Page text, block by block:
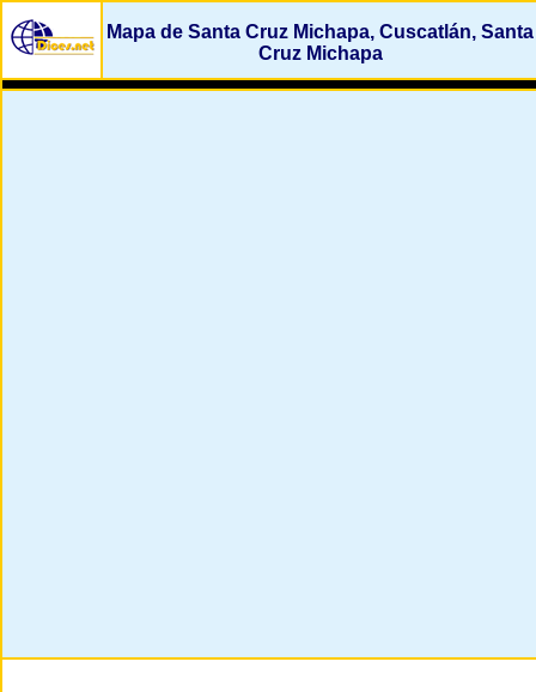
Mapa de Santa Cruz Michapa, Cuscatlán, Santa
Cruz Michapa